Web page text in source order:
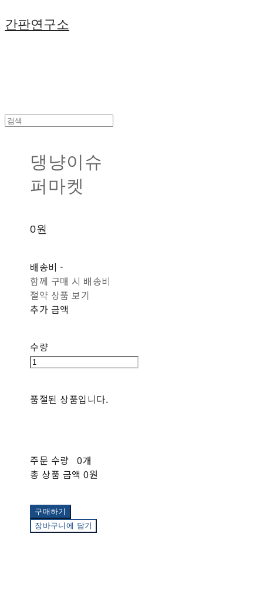
간판연구소
댕냥이슈
퍼마켓
0원
배송비-
함께 구매 시 배송비
절약 상품 보기
추가 금액
수량
품절된 상품입니다.
주문 수량 0개
총 상품 금액 0원
구매하기
장바구니에 담기